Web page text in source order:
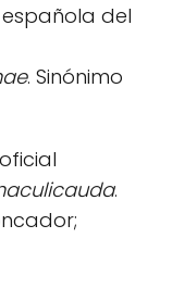
del
. Sinónimo
.